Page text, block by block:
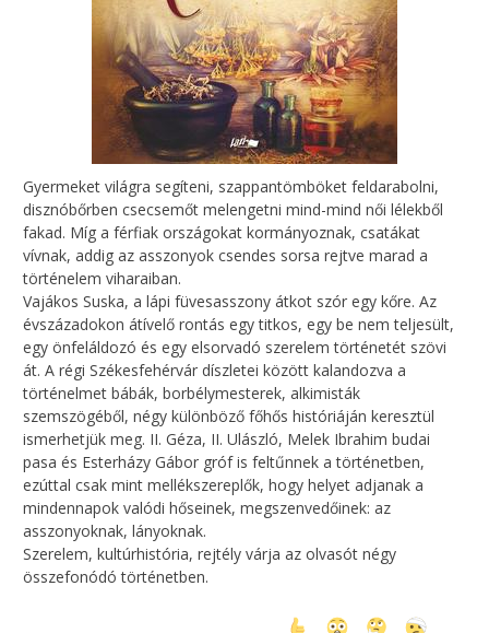
Gyermeket világra segíteni, szappantömböket feldarabolni,
disznóbőrben csecsemőt melengetni mind-mind női lélekből
fakad. Míg a férfiak országokat kormányoznak, csatákat
vívnak, addig az asszonyok csendes sorsa rejtve marad a
történelem viharaiban.
Vajákos Suska, a lápi füvesasszony átkot szór egy kőre. Az
évszázadokon átívelő rontás egy titkos, egy be nem teljesült,
egy önfeláldozó és egy elsorvadó szerelem történetét szövi
át. A régi Székesfehérvár díszletei között kalandozva a
történelmet bábák, borbélymesterek, alkimisták
szemszögéből, négy különböző főhős históriáján keresztül
ismerhetjük meg. II. Géza, II. Ulászló, Melek Ibrahim budai
pasa és Esterházy Gábor gróf is feltűnnek a történetben,
ezúttal csak mint mellékszereplők, hogy helyet adjanak a
mindennapok valódi hőseinek, megszenvedőinek: az
asszonyoknak, lányoknak.
Szerelem, kultúrhistória, rejtély várja az olvasót négy
összefonódó történetben.